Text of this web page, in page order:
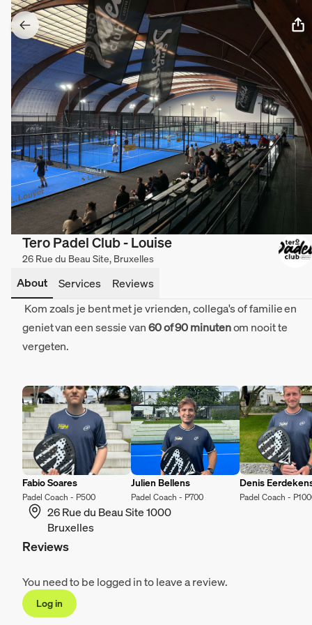
Tero Padel Club - Louise
26 Rue du Beau Site, Bruxelles
About Services
Reviews
Kom zoals je bent met je vrienden, collega's of familie en
geniet van een sessie van60 of 90 minutenom nooit te
vergeten.
Fabio Soares
Padel Coach - P500
Julien Bellens
Padel Coach - P700
Denis
Padel Coach -
26 Rue du Beau Site 1000
Bruxelles
Reviews
You need to be logged in to leave a review.
Log in